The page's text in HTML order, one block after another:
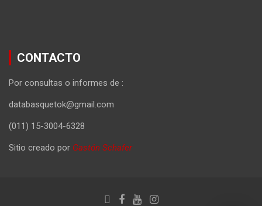
CONTACTO
Por consultas o informes de :
databasquetok@gmail.com
(011) 15-3004-6328
Sitio creado por Gastón Schafer